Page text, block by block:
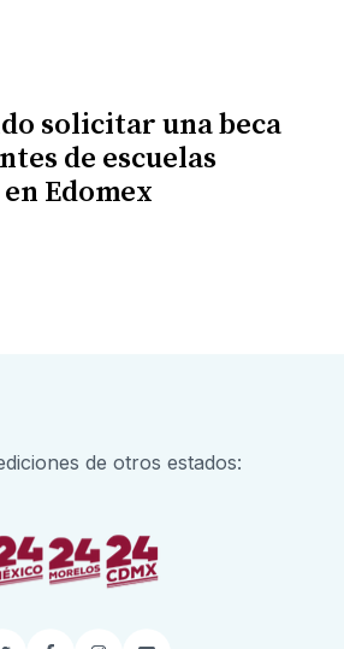
solicitar una beca
de escuelas
Edomex
de otros estados: